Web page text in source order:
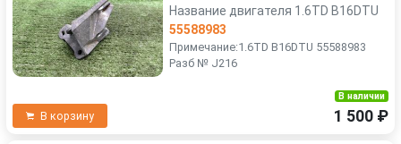
Название двигателя 1.6TD B16DTU
55588983
Примечание:1.6TD B16DTU 55588983
Разб № J216
В корзину
В наличии
1 500 ₽